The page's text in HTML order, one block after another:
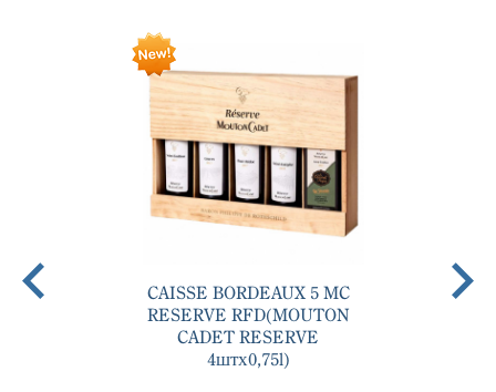
CAISSE BORDEAUX 5 MC
RESERVE RFD(MOUTON
CADET RESERVE
4штх0,75l)